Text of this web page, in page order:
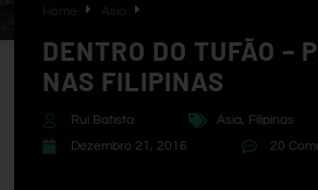
DENTRO DO TUFÃO –
NAS FILIPINAS
Rui Batista Ásia, Filipinas
Dezembro 21, 2016
20